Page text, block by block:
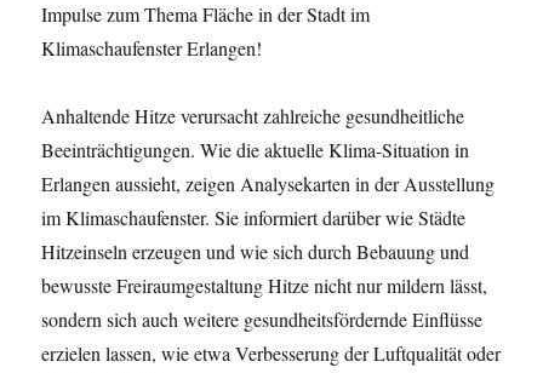
Impulse zum Thema Fläche in der Stadt im
Klimaschaufenster Erlangen!
Anhaltende Hitze verursacht zahlreiche gesundheitliche
Beeinträchtigungen. Wie die aktuelle Klima-Situation in
Erlangen aussieht, zeigen Analysekarten in der Ausstellung
im Klimaschaufenster. Sie informiert darüber wie Städte
Hitzeinseln erzeugen und wie sich durch Bebauung und
bewusste Freiraumgestaltung Hitze nicht nur mildern lässt,
sondern sich auch weitere gesundheitsfördernde Einflüsse
erzielen lassen, wie etwa Verbesserung der Luftqualität oder